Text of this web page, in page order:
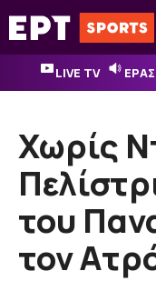
Μετάβαση
σε
περιεχόμενο
LIVE TV
Χωρίς
του
τον